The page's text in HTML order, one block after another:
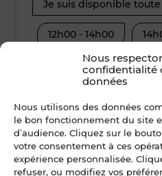
Nous
confidentialité
données
Nous utilisons des données
le bon fonctionnement du site
d’audience. Cliquez sur le
votre consentement à ces
expérience personnalisée.
refuser, ou modifiez vos
Je suis disponible
12h00 - 14h00
15h30 - 17h00
Nom *